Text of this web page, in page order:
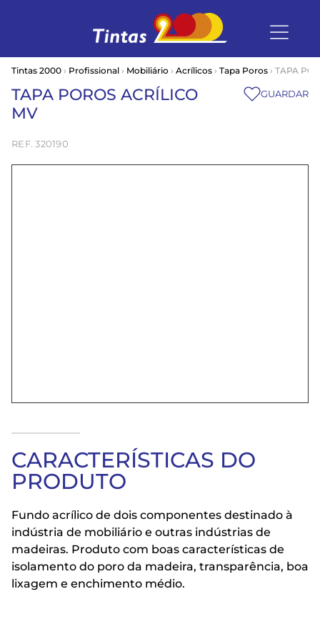
Tintas 2000 › Profissional › Mobiliário › Acrílicos › Tapa Poros › TAPA
TAPA POROS ACRÍLICO
MV
320190
GUARDAR
CARACTERÍSTICAS DO
PRODUTO
Fundo acrílico de dois componentes destinado à
indústria de mobiliário e outras indústrias de
madeiras. Produto com boas características de
isolamento do poro da madeira, transparência, boa
lixagem e enchimento médio.